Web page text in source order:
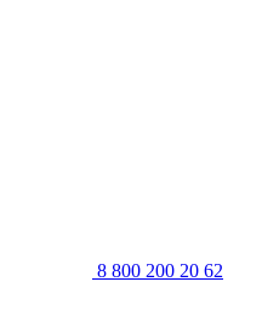
8 800 200 20 62